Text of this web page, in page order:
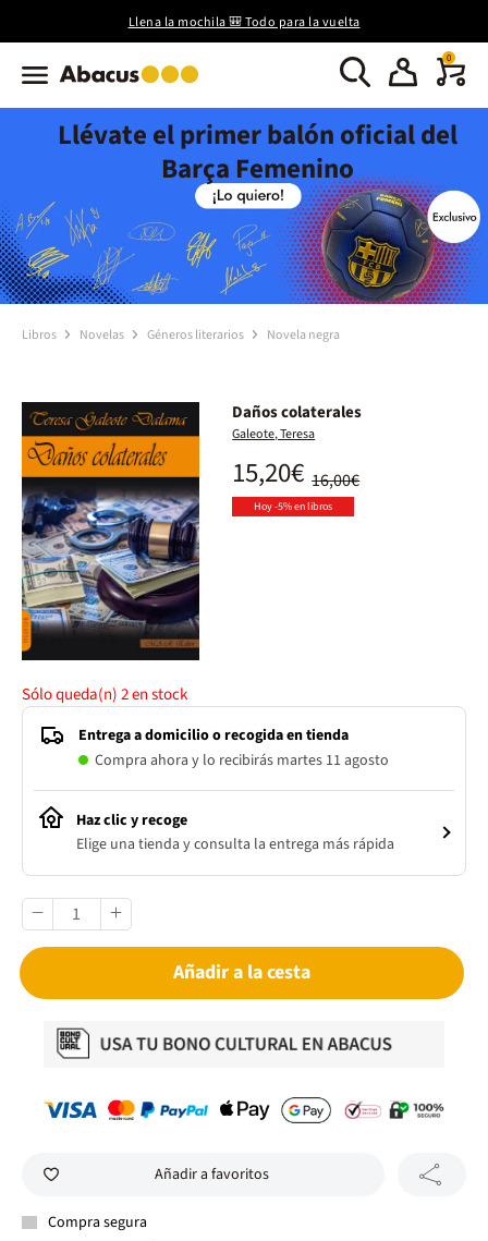
Llena la mochila 🎒 Todo para la vuelta
0
Llévate el primer balón oficial del
Barça Femenino
Libros Novelas Géneros literarios Novela negra
Daños colaterales
Galeote, Teresa
16,00€
15,20€
Hoy -5% en libros
Sólo queda(n)2en stock
Entrega a domicilio o recogida en tienda
Compra ahora y lo recibirás martes 11 agosto
Haz clic y recoge
Elige una tienda y consulta la entrega más rápida
Añadir a la cesta
Añadir a favoritos
Compra segura